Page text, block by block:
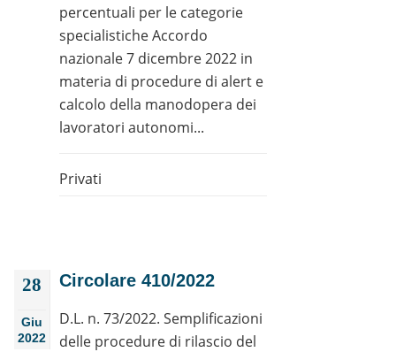
percentuali per le categorie
specialistiche Accordo
nazionale 7 dicembre 2022 in
materia di procedure di alert e
calcolo della manodopera dei
lavoratori autonomi...
Privati
28
Giu
2022
Circolare 410/2022
D.L. n. 73/2022. Semplificazioni
delle procedure di rilascio del